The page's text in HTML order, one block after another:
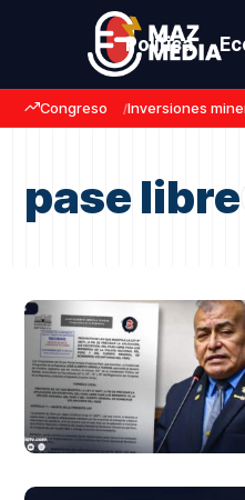
Política
Congreso Inversiones
pase libre